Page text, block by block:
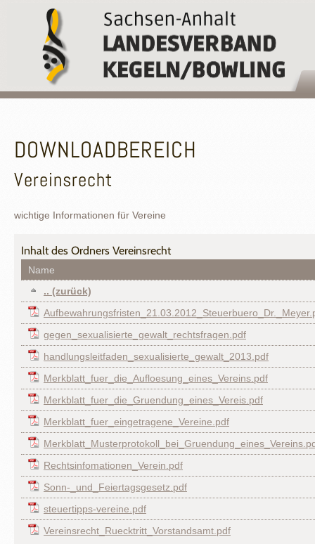
DOWNLOADBEREICH
Vereinsrecht
wichtige Informationen für Vereine
Inhalt des Ordners Vereinsrecht
Name
.. (zurück)
gegen_sexualisierte_gewalt_rechtsfragen.pdf
handlungsleitfaden_sexualisierte_gewalt_2013.pdf
Merkblatt_fuer_die_Aufloesung_eines_Vereins.pdf
Merkblatt_fuer_die_Gruendung_eines_Vereis.pdf
Merkblatt_fuer_eingetragene_Vereine.pdf
Rechtsinfomationen_Verein.pdf
Sonn-_und_Feiertagsgesetz.pdf
steuertipps-vereine.pdf
Vereinsrecht_Ruecktritt_Vorstandsamt.pdf